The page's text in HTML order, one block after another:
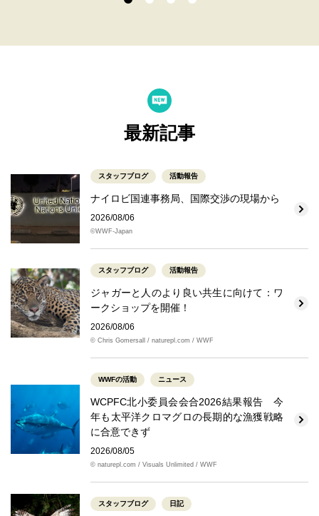
最新記事
スタッフブログ 活動報告
ナイロビ国連事務局、国際交渉の現場から
2026/08/06
©WWF-Japan
スタッフブログ 活動報告
ジャガーと人のより良い共生に向けて：ワ
ークショップを開催！
2026/08/06
© Chris Gomersall / naturepl.com / WWF
WWFの活動 ニュース
WCPFC北小委員会会合2026結果報告 今
年も太平洋クロマグロの長期的な漁獲戦略
に合意できず
2026/08/05
© naturepl.com / Visuals Unlimited / WWF
スタッフブログ 日記